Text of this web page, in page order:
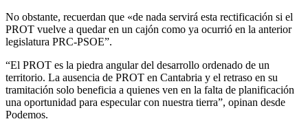
No obstante, recuerdan que «de nada servirá esta rectificación si el
PROT vuelve a quedar en un cajón como ya ocurrió en la anterior
legislatura PRC-PSOE”.
“El PROT es la piedra angular del desarrollo ordenado de un
territorio. La ausencia de PROT en Cantabria y el retraso en su
tramitación solo beneficia a quienes ven en la falta de planificación
una oportunidad para especular con nuestra tierra”, opinan desde
Podemos.